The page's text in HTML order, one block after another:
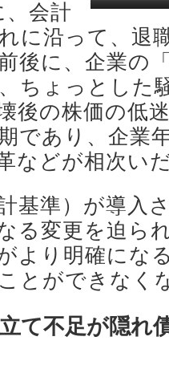
会計
に沿って、退
後に、企業の
ちょっとした
後の株価の低
であり、企業
などが相次い
基準）が導入
る変更を迫ら
より明確にな
とができなく
て不足が隠れ